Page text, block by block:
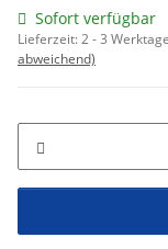
Sofort verfügbar
Lieferzeit:2 - 3 Werktage
abweichend)